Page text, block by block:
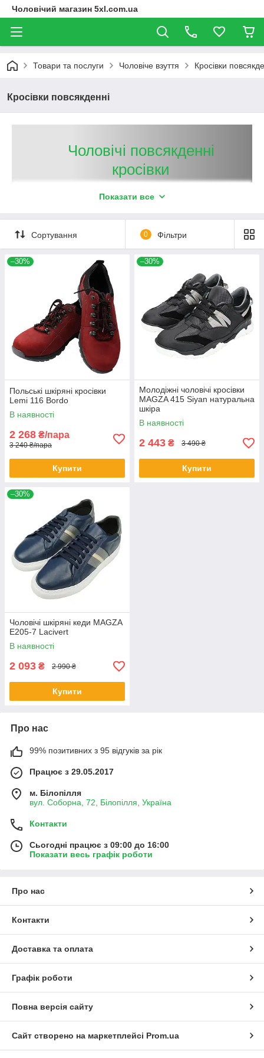
Чоловічий магазин 5xl.com.ua
Товари та послуги Чоловіче взуття Кросівки
Кросівки повсякденні
Чоловічі повсякденні
кросівки
використовують і у звичайному житті. Вони зручні,
практичні та представлені широким модельним
рядом, завдяки якому здатні підійти практично під
будь-який стиль. Їх дуже полюбляє сильна половина
суспільства, не тільки як взуття для спорту, але й
для повсякденного користування. Каталог
складається переважно з продукції виробників
Польщі, які відмінно зарекомендували себе серед
вітчизняних споживачів. В асортименті інтернет-
магазину представлений величезний вибір моделей
чоловічих кросівок з Польщі, з натуральної шкіри.
Вибрати кросівки
ЧОЛОВІЧІ КРОСІВКИ З НАТУРАЛЬНОЇ ШКІРИ
Серед основних переваг чоловічих повсякденних
можливість використання як для легкої
прогулянки, так і для оздоровчої ходьби;
завдяки ортопедичним елементам, вони не
перевантажують хребет і дозволяють зберегти
максимальну кількість енергії на довгий термін;
таке взуття не розтягується і не деформується.
дизайну моделей, тому взуття сумісне з джинсами,
штанами. Деякі моделі повсякденних чоловічих
ПОВСЯКДЕННІ КРОСІВКИ ВИРОБНИЦТВА
ПОЛЬЩІ
Активні люди дуже часто обирають саме повсякденні
Показати все
Сортування 0 Фільтри
–30%
Польські шкіряні кросівки
Lemi 116 Bordo
В наявності
2 268 ₴/пара
3 240 ₴/пара
Купити
–30%
Молодіжні чоловічі кросівки
MAGZA 415 Siyan натуральна
шкіра
В наявності
2 443 ₴ 3 490 ₴
Купити
–30%
Чоловічі шкіряні кеди MAGZA
E205-7 Lacivert
В наявності
2 093 ₴ 2 990 ₴
Купити
Про нас
99% позитивних з 95 відгуків за рік
Працює з 29.05.2017
м. Білопілля
вул. Соборна, 72, Білопілля, Україна
Контакти
Сьогодні працює з 09:00 до 16:00
Показати весь графік роботи
Про нас
Контакти
Доставка та оплата
Графік роботи
Повна версія сайту
Сайт створено на маркетплейсі Prom.ua